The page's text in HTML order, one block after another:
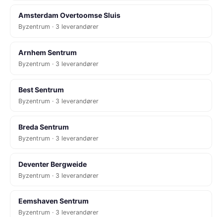
Amsterdam Overtoomse Sluis
Byzentrum · 3 leverandører
Arnhem Sentrum
Byzentrum · 3 leverandører
Best Sentrum
Byzentrum · 3 leverandører
Breda Sentrum
Byzentrum · 3 leverandører
Deventer Bergweide
Byzentrum · 3 leverandører
Eemshaven Sentrum
Byzentrum · 3 leverandører